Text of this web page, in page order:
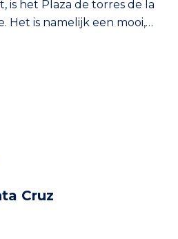
is het Plaza de torres de la
Het is namelijk een mooi,
bouw startte in 1761 en
de la Maestranza
de mooiste
Cruz